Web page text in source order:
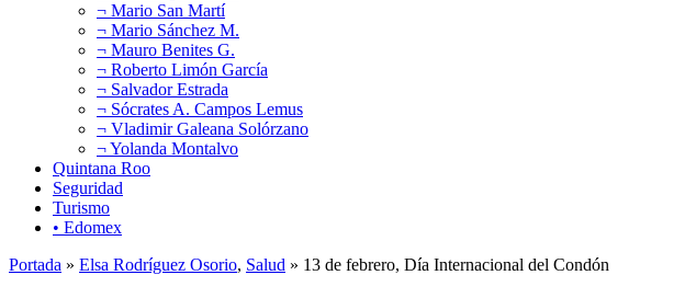
¬ Mario San Martí
¬ Mario Sánchez M.
¬ Mauro Benites G.
¬ Roberto Limón García
¬ Salvador Estrada
¬ Sócrates A. Campos Lemus
¬ Vladimir Galeana Solórzano
¬ Yolanda Montalvo
Quintana Roo
Seguridad
Turismo
• Edomex
Portada » Elsa Rodríguez Osorio, Salud » 13 de febrero, Día Internacional del Condón